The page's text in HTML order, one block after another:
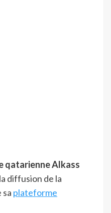
qatarienne Alkass
diffusion de la
plateforme